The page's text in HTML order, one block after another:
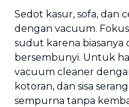
Sedot kasur, sofa, dan
dengan vacuum.
sudut karena biasanya
bersembunyi. Untuk
vacuum cleaner
kotoran, dan sisa
sempurna tanpa